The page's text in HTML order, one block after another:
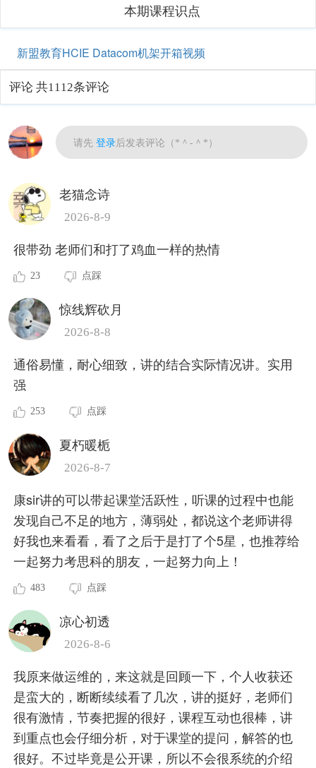
本期课程识点
新盟教育HCIE Datacom机架开箱视频
评论 共1112条评论
请先登录后发表评论（*＾-＾*）
老猫念诗
2026-8-9
很带劲 老师们和打了鸡血一样的热情
23 点踩
惊线辉砍月
2026-8-8
通俗易懂，耐心细致，讲的结合实际情况讲。实用
强
253 点踩
夏朽暖栀
2026-8-7
康sir讲的可以带起课堂活跃性，听课的过程中也能
发现自己不足的地方，薄弱处，都说这个老师讲得
好我也来看看，看了之后于是打了个5星，也推荐给
一起努力考思科的朋友，一起努力向上！
483 点踩
凉心初透
2026-8-6
我原来做运维的，来这就是回顾一下，个人收获还
是蛮大的，断断续续看了几次，讲的挺好，老师们
很有激情，节奏把握的很好，课程互动也很棒，讲
到重点也会仔细分析，对于课堂的提问，解答的也
很好。不过毕竟是公开课，所以不会很系统的介绍